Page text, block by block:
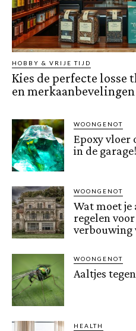
HOBBY & VRIJE TIJD
Kies de perfecte losse
en merkaanbevelingen
WOONGENOT
Epoxy vloer
in de garage!
WOONGENOT
Wat moet je
regelen voor
verbouwing
WOONGENOT
Aaltjes
HEALTH